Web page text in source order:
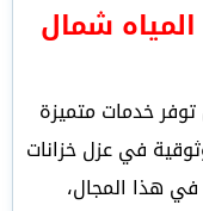
شمال
خدمات متميزة
في عزل خزانات
في هذا المجال،